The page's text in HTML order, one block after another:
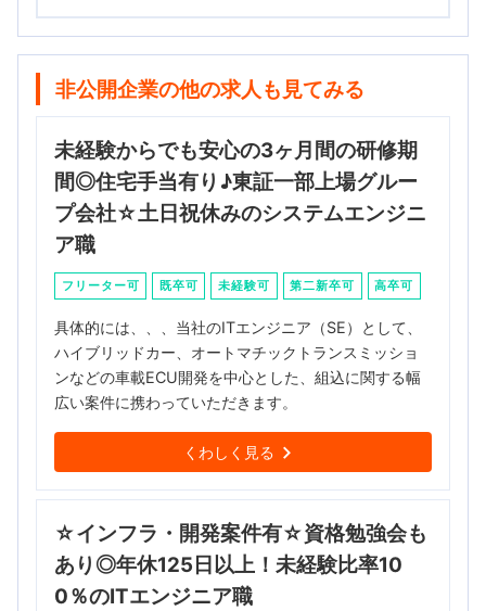
非公開企業の他の求人も見てみる
未経験からでも安心の3ヶ月間の研修期
間◎住宅手当有り♪東証一部上場グルー
プ会社☆土日祝休みのシステムエンジニ
ア職
フリーター可 既卒可 未経験可 第二新卒可 高卒可
具体的には、、、当社のITエンジニア（SE）として、
ハイブリッドカー、オートマチックトランスミッショ
ンなどの車載ECU開発を中心とした、組込に関する幅
広い案件に携わっていただきます。
くわしく見る
☆インフラ・開発案件有☆資格勉強会も
あり◎年休125日以上！未経験比率10
0％のITエンジニア職